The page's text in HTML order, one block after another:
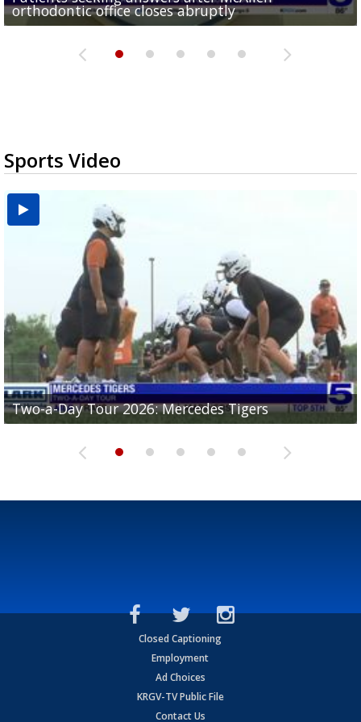
orthodontic office closes abruptly
Rowe...
Pharr...
at annual Technovate conference
Harlingen cancer clinic
Sports Video
Two-a-Day Tour 2026: Mercedes Tigers
Two-a-Day Tour 2026: Progreso Red Ants
Two-a-Day Tour 2026: Donna Redskins
Two-a-Day Tour 2026: Brownsville Pace Vikings
Two-a-Day Tour 2026: La Joya Coyotes
Closed Captioning
Employment
Ad Choices
KRGV-TV Public File
Contact Us